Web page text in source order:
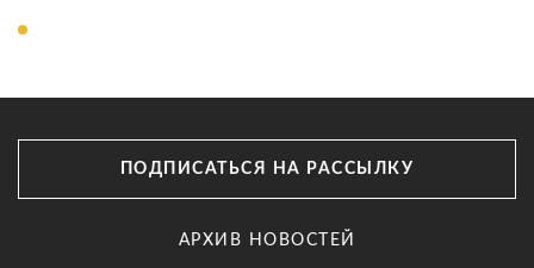
ПОДПИСАТЬСЯ НА РАССЫЛКУ
АРХИВ НОВОСТЕЙ